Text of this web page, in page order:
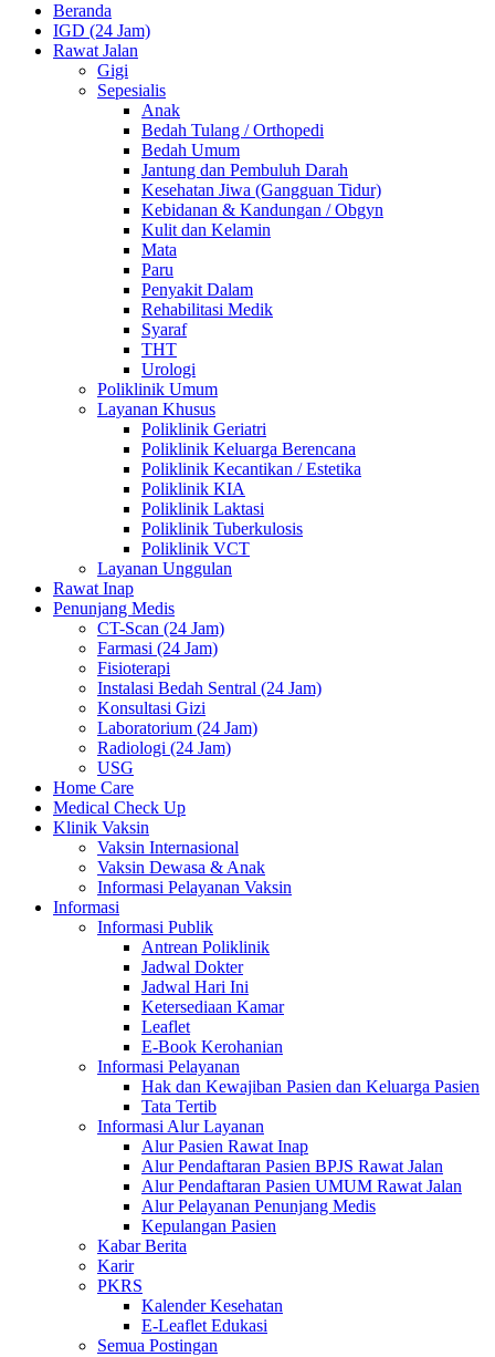
Beranda
IGD (24 Jam)
Rawat Jalan
Gigi
Sepesialis
Anak
Bedah Tulang / Orthopedi
Bedah Umum
Jantung dan Pembuluh Darah
Kesehatan Jiwa (Gangguan Tidur)
Kebidanan & Kandungan / Obgyn
Kulit dan Kelamin
Mata
Paru
Penyakit Dalam
Rehabilitasi Medik
Syaraf
THT
Urologi
Poliklinik Umum
Layanan Khusus
Poliklinik Geriatri
Poliklinik Keluarga Berencana
Poliklinik Kecantikan / Estetika
Poliklinik KIA
Poliklinik Laktasi
Poliklinik Tuberkulosis
Poliklinik VCT
Layanan Unggulan
Rawat Inap
Penunjang Medis
CT-Scan (24 Jam)
Farmasi (24 Jam)
Fisioterapi
Instalasi Bedah Sentral (24 Jam)
Konsultasi Gizi
Laboratorium (24 Jam)
Radiologi (24 Jam)
USG
Home Care
Medical Check Up
Klinik Vaksin
Vaksin Internasional
Vaksin Dewasa & Anak
Informasi Pelayanan Vaksin
Informasi
Informasi Publik
Antrean Poliklinik
Jadwal Dokter
Jadwal Hari Ini
Ketersediaan Kamar
Leaflet
E-Book Kerohanian
Informasi Pelayanan
Hak dan Kewajiban Pasien dan Keluarga Pasien
Tata Tertib
Informasi Alur Layanan
Alur Pasien Rawat Inap
Alur Pendaftaran Pasien BPJS Rawat Jalan
Alur Pendaftaran Pasien UMUM Rawat Jalan
Alur Pelayanan Penunjang Medis
Kepulangan Pasien
Kabar Berita
Karir
PKRS
Kalender Kesehatan
E-Leaflet Edukasi
Semua Postingan